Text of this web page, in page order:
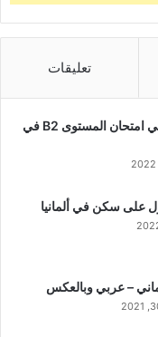
تعليقات
أهم الأسئلة المتكررة في امتحان المستوى B2 في
على سكن في ألمانيا
– عربي وبالعكس